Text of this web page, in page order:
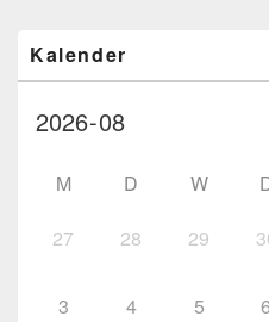
zijbalk
widget
Kalender
M D W
27 28 29
3 4 5 6